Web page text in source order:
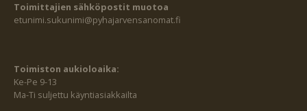
Toimittajien sähköpostit muotoa
etunimi.sukunimi@pyhajarvensanomat.fi
Toimiston aukioloaika:
Ke-Pe 9-13
Ma-Ti suljettu käyntiasiakkailta